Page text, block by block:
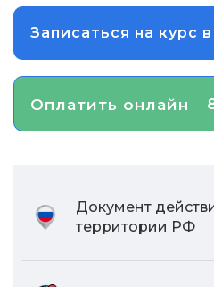
Записаться на курс
Оплатить онлайн
Документ
территории РФ